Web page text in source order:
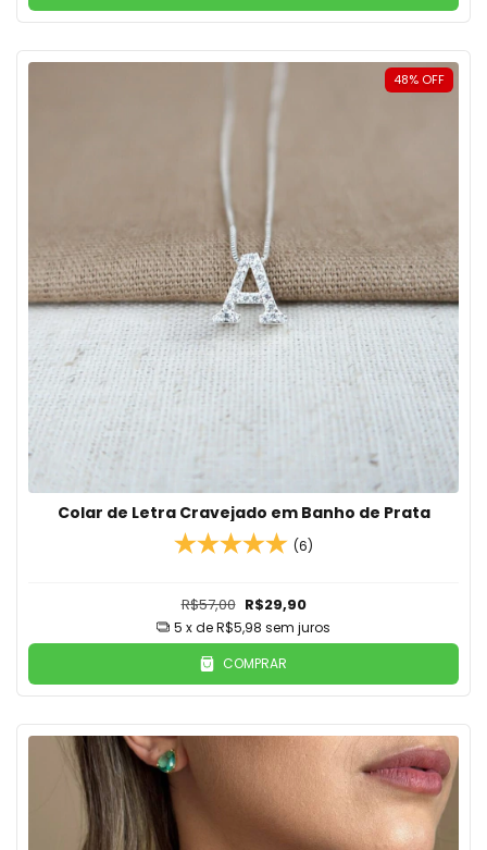
48% OFF
Colar de Letra Cravejado em Banho de Prata
(6)
R$57,00 R$29,90
5 x deR$5,98 sem juros
COMPRAR